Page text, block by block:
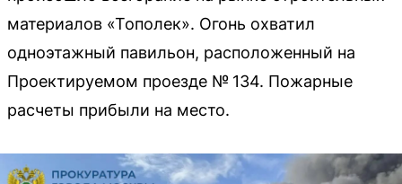
материалов «Тополек». Огонь охватил
одноэтажный павильон, расположенный на
Проектируемом проезде № 134. Пожарные
расчеты прибыли на место.